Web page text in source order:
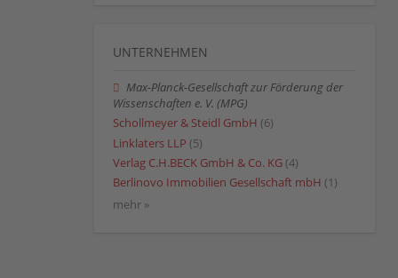
UNTERNEHMEN
Max-Planck-Gesell­schaft zur Förderung der
Wissenschaften e. V. (MPG)
Schollmeyer & Steidl GmbH (6)
Linklaters LLP (5)
Verlag C.H.BECK GmbH & Co. KG (4)
Berlinovo Immobilien Gesellschaft mbH (1)
mehr »